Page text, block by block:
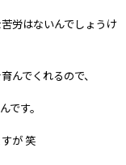
労はないんでしょうけ
んでくれるので、
です。
が 笑